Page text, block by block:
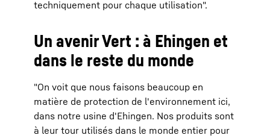
techniquement pour chaque utilisation".
Un avenir Vert : à Ehingen et
dans le reste du monde
"On voit que nous faisons beaucoup en
matière de protection de l'environnement ici,
dans notre usine d'Ehingen. Nos produits sont
à leur tour utilisés dans le monde entier pour